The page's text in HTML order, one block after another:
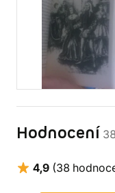
Hodnocení 38
4,9 (38